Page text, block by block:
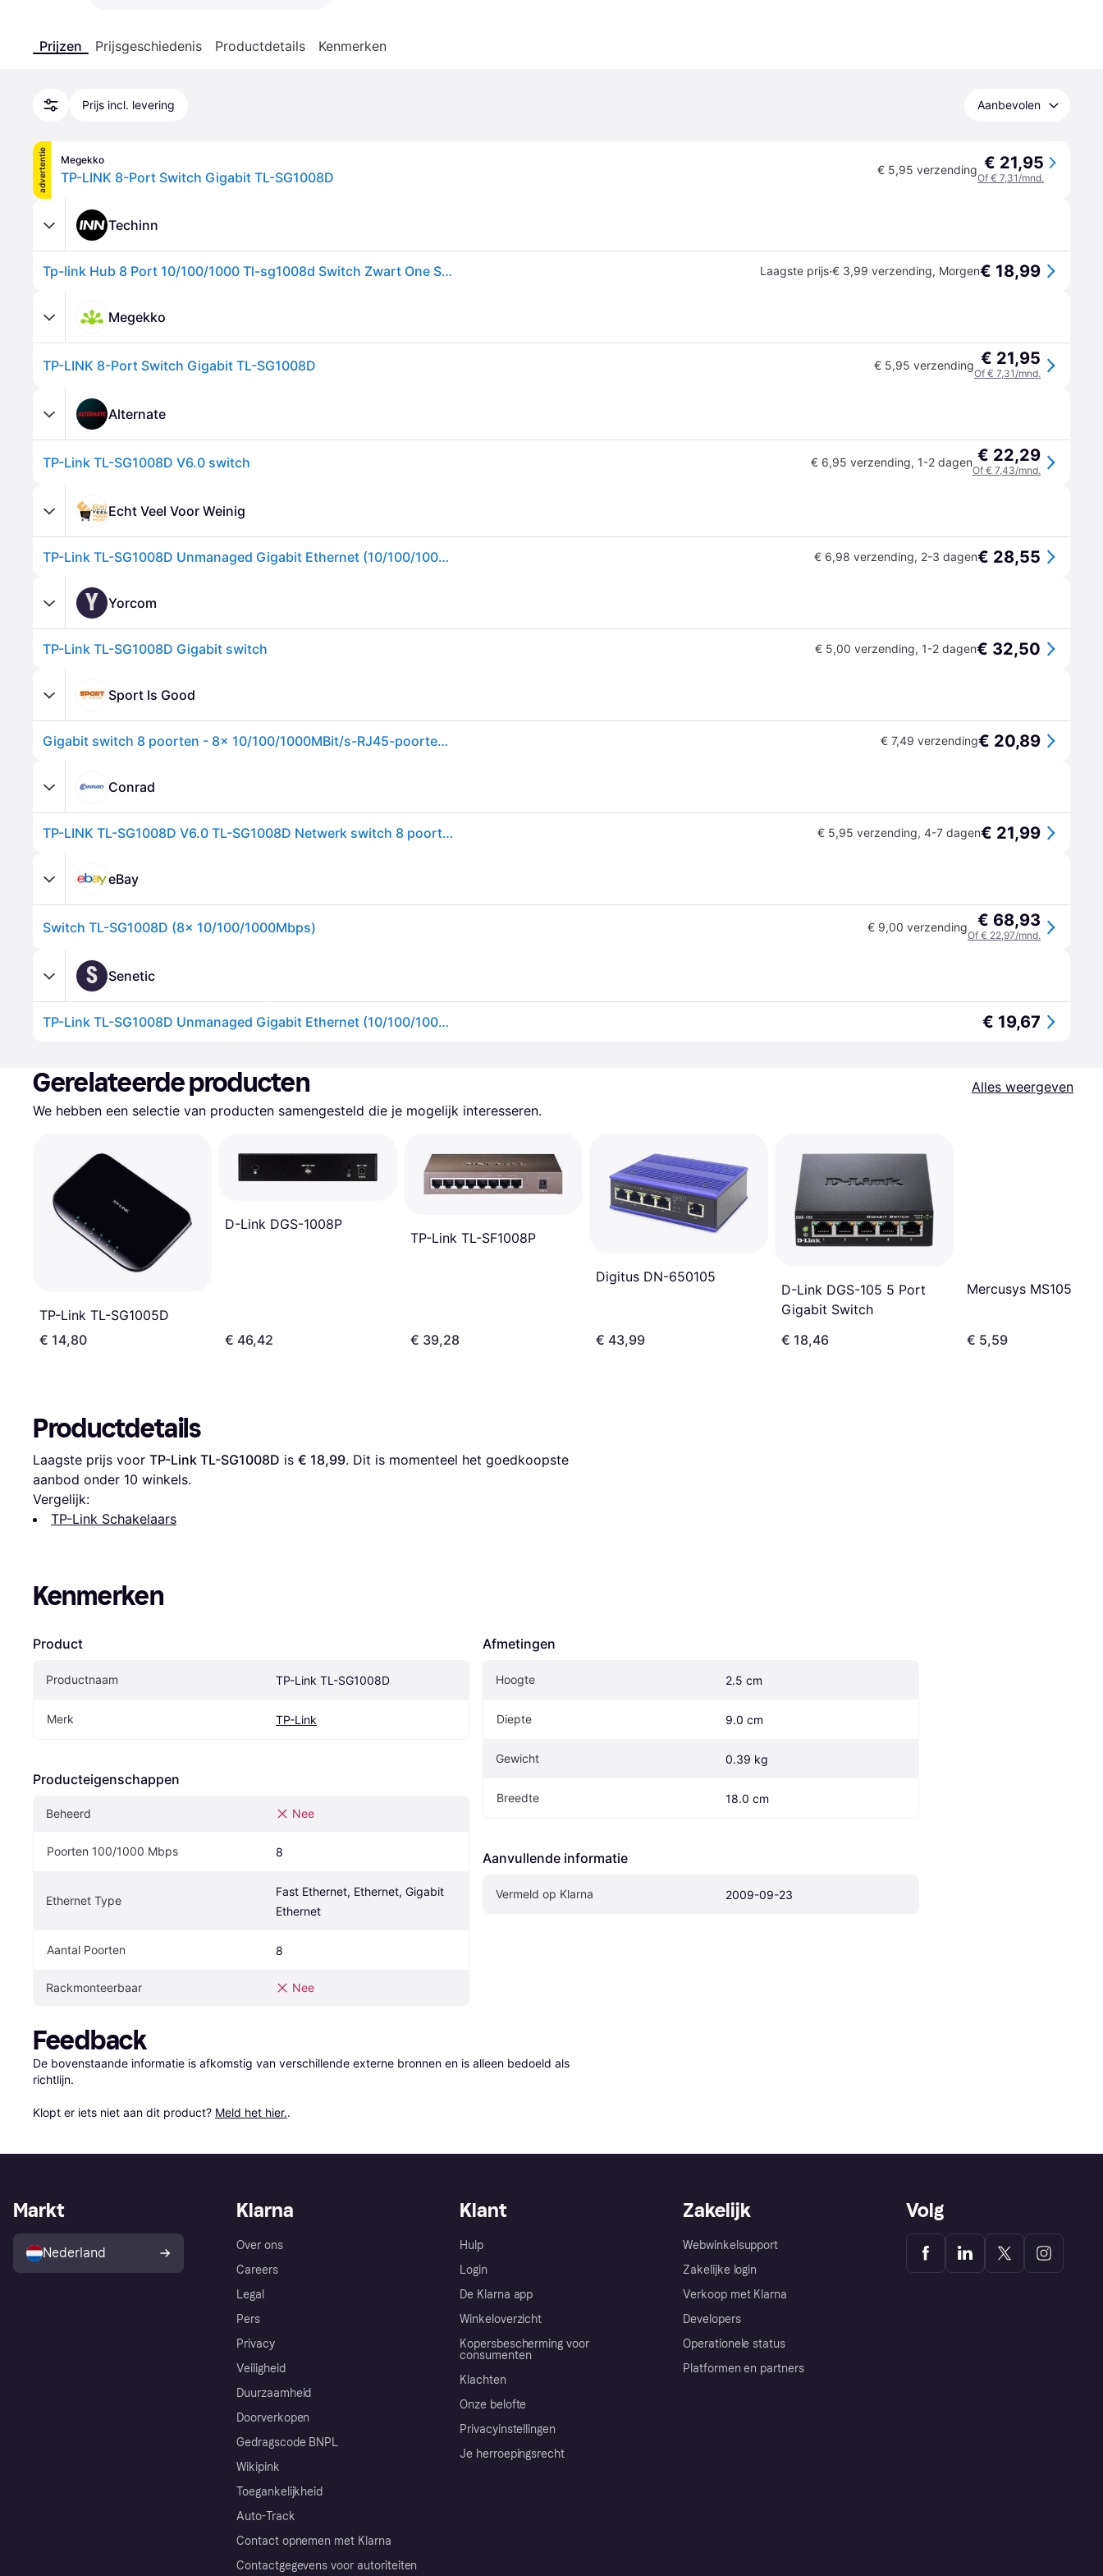
Prijzen Prijsgeschiedenis Productdetails Kenmerken
Prijs incl. levering Aanbevolen
advertentie Megekko
TP-LINK 8-Port Switch Gigabit TL-SG1008D € 5,95 verzending € 21,95
Of € 7,31/mnd.
Techinn
Tp-link Hub 8 Port 10/100/1000 Tl-sg1008d Switch Zwart One Size / EU Plug 220V Laagste prijs·€ 3,99 verzending, Morgen€ 18,99
Megekko
TP-LINK 8-Port Switch Gigabit TL-SG1008D € 5,95 verzending € 21,95
Of € 7,31/mnd.
Alternate
TP-Link TL-SG1008D V6.0 switch € 6,95 verzending, 1-2 dagen € 22,29
Of € 7,43/mnd.
Echt Veel Voor Weinig
TP-Link TL-SG1008D Unmanaged Gigabit Ethernet (10/100/1000) Zwart € 6,98 verzending, 2-3 dagen€ 28,55
Y Yorcom
TP-Link TL-SG1008D Gigabit switch € 5,00 verzending, 1-2 dagen€ 32,50
Sport Is Good
Gigabit switch 8 poorten - 8x 10/100/1000MBit/s-RJ45-poorten - plastic behuizing - V6.0 Tp-Link 18x9x2,55 cm - Noir € 7,49 verzending€ 20,89
Conrad
TP-LINK TL-SG1008D V6.0 TL-SG1008D Netwerk switch 8 poorten 1 GBit/s € 5,95 verzending, 4-7 dagen€ 21,99
eBay
Switch TL-SG1008D (8x 10/100/1000Mbps) € 9,00 verzending € 68,93
Of € 22,97/mnd.
S Senetic
TP-Link TL-SG1008D Unmanaged Gigabit Ethernet (10/100/1000) TL-SG1008D € 19,67
Gerelateerde producten
Alles weergeven
We hebben een selectie van producten samengesteld die je mogelijk interesseren.
TP-Link TL-SG1005D
€ 14,80
D-Link DGS-1008P
€ 46,42
TP-Link TL-SF1008P
€ 39,28
Digitus DN-650105
€ 43,99
D-Link DGS-105 5 Port
Gigabit Switch
€ 18,46
Mercusys MS105
€ 5,59
Productdetails
Laagste prijs voor TP-Link TL-SG1008D is € 18,99. Dit is momenteel het goedkoopste
aanbod onder 10 winkels.
Vergelijk:
TP-Link Schakelaars
Kenmerken
Product
Productnaam TP-Link TL-SG1008D
Merk TP-Link
Producteigenschappen
Beheerd Nee
Poorten 100/1000 Mbps 8
Ethernet Type
Fast Ethernet, Ethernet, Gigabit
Ethernet
Aantal Poorten 8
Rackmonteerbaar Nee
Afmetingen
Hoogte 2.5 cm
Diepte 9.0 cm
Gewicht 0.39 kg
Breedte 18.0 cm
Aanvullende informatie
Vermeld op Klarna 2009-09-23
Feedback
De bovenstaande informatie is afkomstig van verschillende externe bronnen en is alleen bedoeld als
richtlijn.
Klopt er iets niet aan dit product? Meld het hier..
Klarna
Over ons
Careers
Legal
Pers
Privacy
Veiligheid
Duurzaamheid
Doorverkopen
Gedragscode BNPL
Wikipink
Toegankelijkheid
Auto-Track
Contact opnemen met Klarna
Contactgegevens voor autoriteiten
Klant
Hulp
Login
De Klarna app
Winkeloverzicht
Kopersbescherming voor
consumenten
Klachten
Onze belofte
Privacyinstellingen
Je herroepingsrecht
Zakelijk
Webwinkelsupport
Zakelijke login
Verkoop met Klarna
Developers
Operationele status
Platformen en partners
Markt
Nederland
Volg